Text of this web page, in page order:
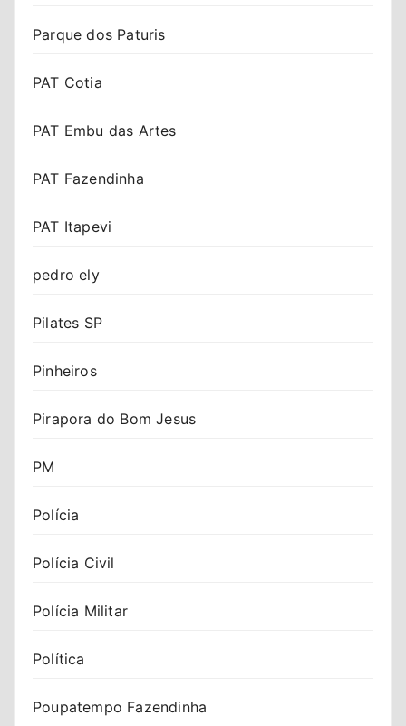
Parque dos Paturis
PAT Cotia
PAT Embu das Artes
PAT Fazendinha
PAT Itapevi
pedro ely
Pilates SP
Pinheiros
Pirapora do Bom Jesus
PM
Polícia
Polícia Civil
Polícia Militar
Política
Poupatempo Fazendinha